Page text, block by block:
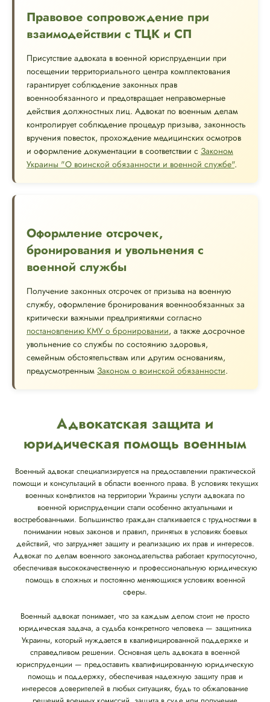
Правовое сопровождение при
взаимодействии с ТЦК и СП
Присутствие адвоката в военной юриспруденции при
посещении территориального центра комплектования
гарантирует соблюдение законных прав
военнообязанного и предотвращает неправомерные
действия должностных лиц. Адвокат по военным делам
контролирует соблюдение процедур призыва, законность
вручения повесток, прохождение медицинских осмотров
и оформление документации в соответствии с Законом
Украины "О воинской обязанности и военной службе".
Оформление отсрочек,
бронирования и увольнения с
военной службы
Получение законных отсрочек от призыва на военную
службу, оформление бронирования военнообязанных за
критически важными предприятиями согласно
постановлению КМУ о бронировании, а также досрочное
увольнение со службы по состоянию здоровья,
семейным обстоятельствам или другим основаниям,
предусмотренным Законом о воинской обязанности.
Адвокатская защита и
юридическая помощь военным
Военный адвокат специализируется на предоставлении практической
помощи и консультаций в области военного права. В условиях текущих
военных конфликтов на территории Украины услуги адвоката по
военной юриспруденции стали особенно актуальными и
востребованными. Большинство граждан сталкивается с трудностями в
понимании новых законов и правил, принятых в условиях боевых
действий, что затрудняет защиту и реализацию их прав и интересов.
Адвокат по делам военного законодательства работает круглосуточно,
обеспечивая высококачественную и профессиональную юридическую
помощь в сложных и постоянно меняющихся условиях военной
сферы.
Военный адвокат понимает, что за каждым делом стоит не просто
юридическая задача, а судьба конкретного человека — защитника
Украины, который нуждается в квалифицированной поддержке и
справедливом решении. Основная цель адвоката в военной
юриспруденции — предоставить квалифицированную юридическую
помощь и поддержку, обеспечивая надежную защиту прав и
интересов доверителей в любых ситуациях, будь то обжалование